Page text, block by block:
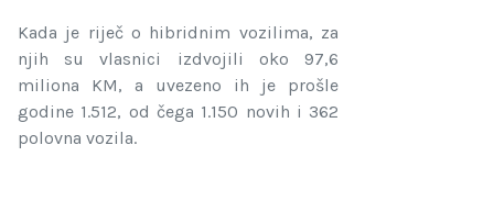
Kada je riječ o hibridnim vozilima, za
njih su vlasnici izdvojili oko 97,6
miliona KM, a uvezeno ih je prošle
godine 1.512, od čega 1.150 novih i 362
polovna vozila.